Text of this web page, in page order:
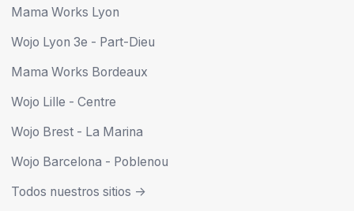
Mama Works Lyon
Wojo Lyon 3e - Part-Dieu
Mama Works Bordeaux
Wojo Lille - Centre
Wojo Brest - La Marina
Wojo Barcelona - Poblenou
Todos nuestros sitios ->